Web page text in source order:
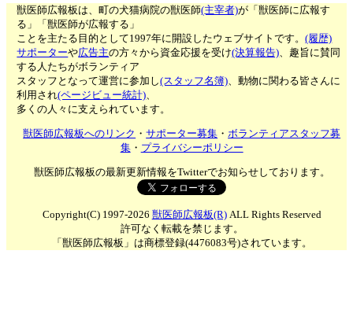
獣医師広報板は、町の犬猫病院の獣医師(主宰者)が「獣医師に広報す
る」「獣医師が広報する」
ことを主たる目的として1997年に開設したウェブサイトです。(履歴)
サポーターや広告主の方々から資金応援を受け(決算報告)、趣旨に賛同
する人たちがボランティア
スタッフとなって運営に参加し(スタッフ名簿)、動物に関わる皆さんに
利用され(ページビュー統計)、
多くの人々に支えられています。
獣医師広報板へのリンク ・サポーター募集 ・ボランティアスタッフ募
集・ プライバシーポリシー
獣医師広報板の最新更新情報をTwitterでお知らせしております。
Copyright(C) 1997-2026 獣医師広報板(R)ALL Rights Reserved
許可なく転載を禁じます。
「獣医師広報板」は商標登録(4476083号)されています。